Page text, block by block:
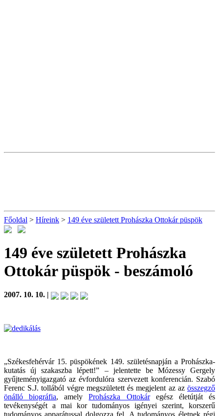
Főoldal > Híreink > 149 éve született Prohászka Ottokár püspök
149 éve született Prohászka
Ottokár püspök - beszámoló
2007. 10. 10. |
„Székesfehérvár 15. püspökének 149. születésnapján a Prohászka-
kutatás új szakaszba lépett!” – jelentette be Mózessy Gergely
gyűjteményigazgató az évfordulóra szervezett konferencián. Szabó
Ferenc S.J. tollából végre megszületett és megjelent az az összegző
önálló biográfia, amelyProhászka Ottokáregész életútját és
tevékenységét a mai kor tudományos igényei szerint, korszerű
tudományos apparátussal dolgozza fel. A tudományos életnek régi